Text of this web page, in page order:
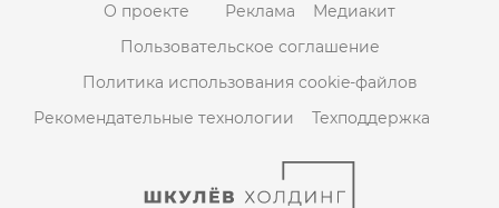
О проекте Реклама
Медиакит
Пользовательское соглашение
Политика использования cookie-файлов
Рекомендательные технологии
Техподдержка